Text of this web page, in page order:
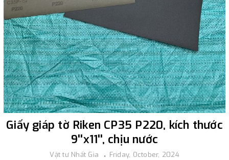
Giấy giáp tờ Riken CP35 P220, kích thước
9''x11'', chịu nước
Vật tư Nhất Gia Friday, October, 2024